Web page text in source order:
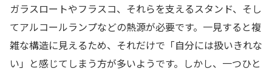
ガラスロートやフラスコ、それらを支えるスタンド、そし
てアルコールランプなどの熱源が必要です。一見すると複
雑な構造に見えるため、それだけで「自分には扱いきれな
い」と感じてしまう方が多いようです。しかし、一つひと